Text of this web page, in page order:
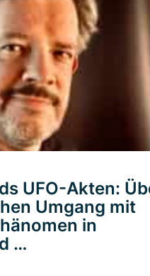
UFO-Akten:
Umgang mit
in
…